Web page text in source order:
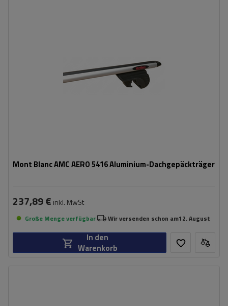
Mont Blanc AMC AERO 5416 Aluminium-Dachgepäckträger
237,89 € inkl. MwSt
Große Menge verfügbar Wir versenden schon am12. August
In den
Warenkorb